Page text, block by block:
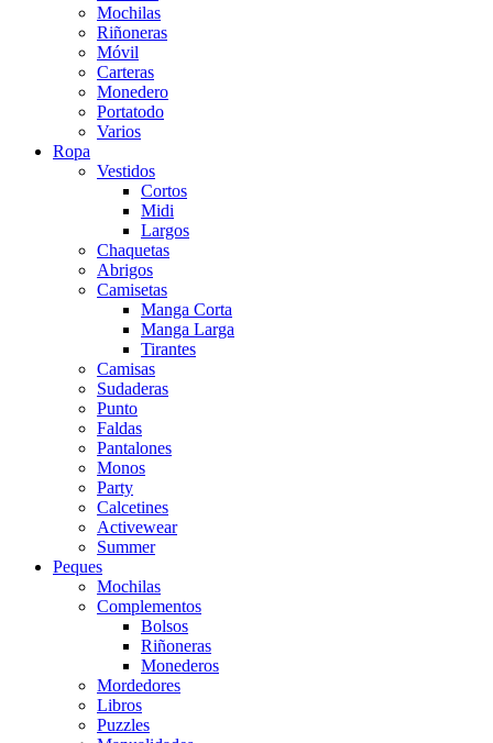
Mochilas
Riñoneras
Móvil
Carteras
Monedero
Portatodo
Varios
Ropa
Vestidos
Cortos
Midi
Largos
Chaquetas
Abrigos
Camisetas
Manga Corta
Manga Larga
Tirantes
Camisas
Sudaderas
Punto
Faldas
Pantalones
Monos
Party
Calcetines
Activewear
Summer
Peques
Mochilas
Complementos
Bolsos
Riñoneras
Monederos
Mordedores
Libros
Puzzles